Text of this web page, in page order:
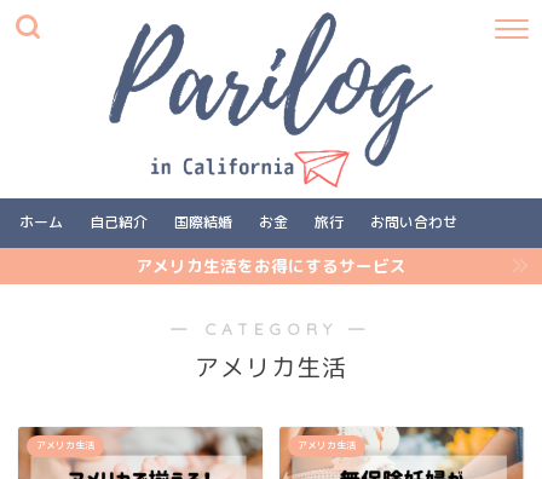
ホーム 自己紹介 国際結婚 お金 旅行 お問い合わせ
アメリカ生活をお得にするサービス
― CATEGORY ―
アメリカ生活
アメリカ生活 アメリカ生活